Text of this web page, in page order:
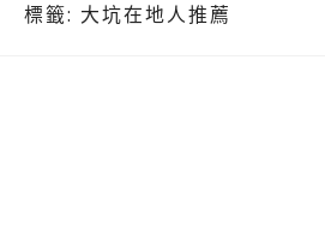
標籤: 大坑在地人推薦